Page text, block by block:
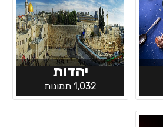
יהדות
1,032 תמונות